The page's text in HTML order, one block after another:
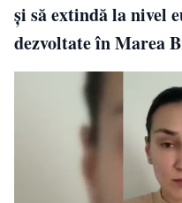
și să extindă la nivel
dezvoltate în Marea